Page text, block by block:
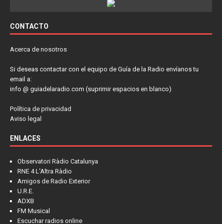
CONTACTO
Acerca de nosotros
Si deseas contactar con el equipo de Guía de la Radio envíanos tu
email a:
info @ guiadelaradio.com (suprimir espacios en blanco)
Política de privacidad
Aviso legal
ENLACES
Observatori Ràdio Catalunya
RNE 4 L'Altra Ràdio
Amigos de Radio Exterior
U.R.E.
ADXB
FM Musical
Escuchar radios online